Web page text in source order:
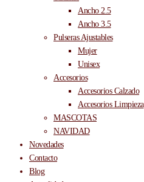
Ancho 2.5
Ancho 3.5
Pulseras Ajustables
Mujer
Unisex
Accesorios
Accesorios Calzado
Accesorios Limpieza
MASCOTAS
NAVIDAD
Novedades
Contacto
Blog